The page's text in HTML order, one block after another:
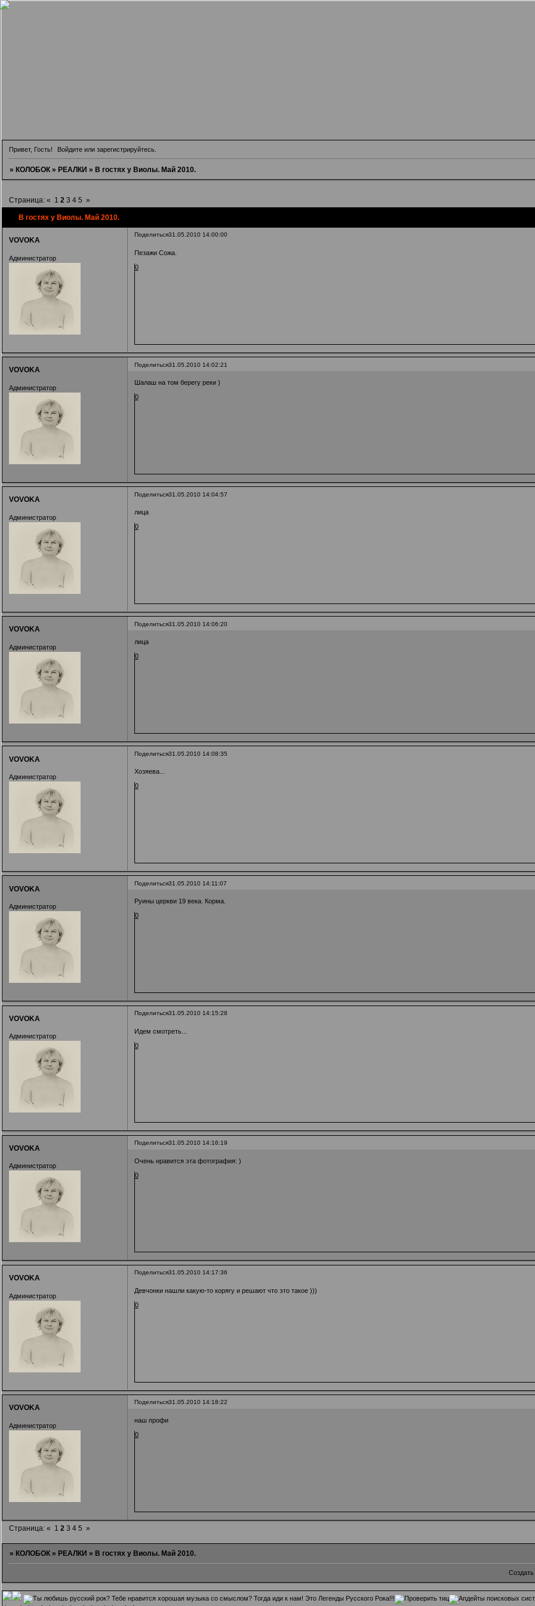
Привет, Гость! Войдите илизарегистрируйтесь
» КОЛОБОК » РЕАЛКИ » В гостях у Виолы. Май 2010.
В гостях у Виолы. Май 2010.
Страница: « 1 2 3 4 5 »
Поделиться31.05.2010 14:00:00
VOVOKA
Администратор
Пезажи Сожа.
0
Поделиться31.05.2010 14:02:21
VOVOKA
Администратор
Шалаш на том берегу реки )
0
Поделиться31.05.2010 14:04:57
VOVOKA
Администратор
лица
0
Поделиться31.05.2010 14:06:20
VOVOKA
Администратор
лица
0
Поделиться31.05.2010 14:08:35
VOVOKA
Администратор
Хозяева...
0
Поделиться31.05.2010 14:11:07
VOVOKA
Администратор
Руины церкви 19 века. Корма.
0
Поделиться31.05.2010 14:15:28
VOVOKA
Администратор
Идем смотреть...
0
Поделиться31.05.2010 14:16:19
VOVOKA
Администратор
Очень нравится эта фотография: )
0
Поделиться31.05.2010 14:17:36
VOVOKA
Администратор
Девчонки нашли какую-то корягу и решают что это такое )))
0
Поделиться31.05.2010 14:18:22
VOVOKA
Администратор
наш профи
0
Страница: « 1 2 3 4 5 »
» КОЛОБОК » РЕАЛКИ » В гостях у Виолы. Май 2010.